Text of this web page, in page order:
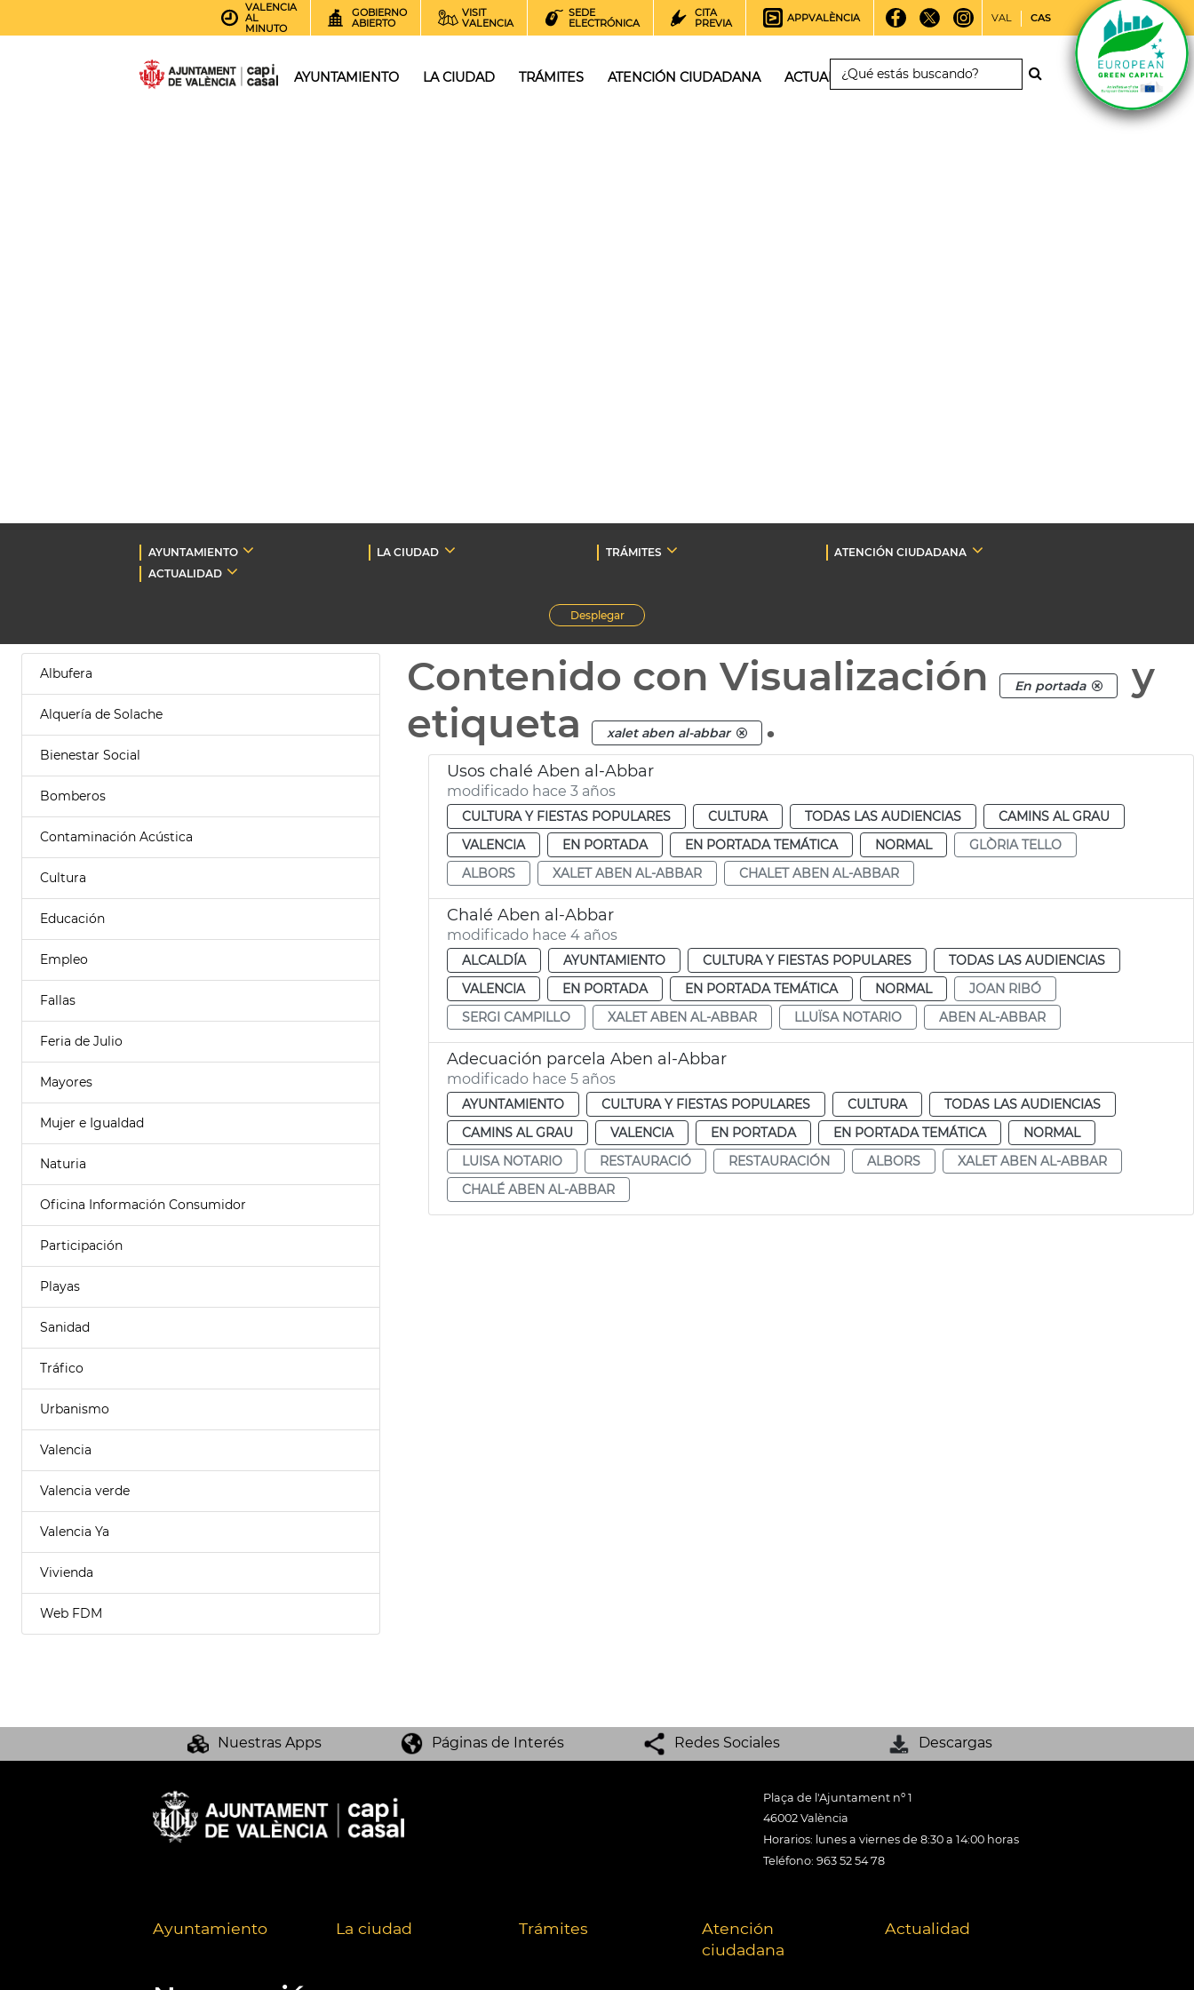
VALENCIA
AL
MINUTO
GOBIERNO
ABIERTO
VISIT
VALENCIA
SEDE
ELECTRÓNICA
CITA
PREVIA
APPVALÈNCIA VAL CAS
AYUNTAMIENTO LA CIUDAD TRÁMITES ATENCIÓN CIUDADANA ACTUALIDAD
AYUNTAMIENTO LA CIUDAD TRÁMITES
ATENCIÓN CIUDADANA
ACTUALIDAD
Desplegar
Albufera
Alquería de Solache
Bienestar Social
Bomberos
Contaminación Acústica
Cultura
Educación
Empleo
Fallas
Feria de Julio
Mayores
Mujer e Igualdad
Naturia
Oficina Información Consumidor
Participación
Playas
Sanidad
Tráfico
Urbanismo
Valencia
Valencia verde
Valencia Ya
Vivienda
Web FDM
Contenido con Visualización En portada
y
etiqueta
xalet aben al-abbar .
Usos chalé Aben al-Abbar
modificado hace 3 años
CULTURA Y FIESTAS POPULARES CULTURA TODAS LAS AUDIENCIAS
CAMINS AL GRAU
VALENCIA
EN PORTADA EN PORTADA TEMÁTICA NORMAL
GLÒRIA TELLO
ALBORS
XALET ABEN AL-ABBAR CHALET ABEN AL-ABBAR
Chalé Aben al-Abbar
modificado hace 4 años
ALCALDÍA AYUNTAMIENTO CULTURA Y FIESTAS POPULARES
TODAS LAS AUDIENCIAS
VALENCIA
EN PORTADA EN PORTADA TEMÁTICA NORMAL
JOAN RIBÓ
SERGI CAMPILLO
XALET ABEN AL-ABBAR LLUÏSA NOTARIO ABEN AL-ABBAR
Adecuación parcela Aben al-Abbar
modificado hace 5 años
AYUNTAMIENTO CULTURA Y FIESTAS POPULARES CULTURA
TODAS LAS AUDIENCIAS
CAMINS AL GRAU
VALENCIA EN PORTADA EN PORTADA TEMÁTICA
NORMAL
LUISA NOTARIO
RESTAURACIÓ RESTAURACIÓN ALBORS
XALET ABEN AL-ABBAR
CHALÉ ABEN AL-ABBAR
Nuestras Apps Páginas de Interés Redes Sociales Descargas
Plaça de l'Ajuntament nº 1
46002 València
Horarios: lunes a viernes de 8:30 a 14:00 horas
Teléfono: 963 52 54 78
Ayuntamiento La ciudad Trámites
Atención
ciudadana
Actualidad